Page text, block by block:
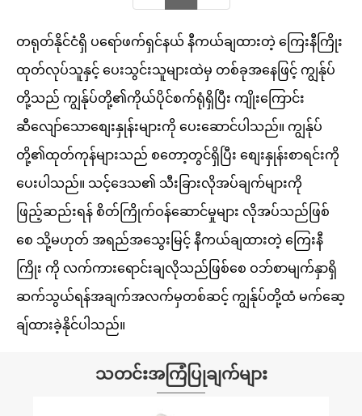
တရုတ်နိုင်ငံရှိ ပရော်ဖက်ရှင်နယ် နီကယ်ချထားတဲ့ ကြေးနီကြိုး
ထုတ်လုပ်သူနှင့် ပေးသွင်းသူများထဲမှ တစ်ခုအနေဖြင့် ကျွန်ုပ်
တို့သည် ကျွန်ုပ်တို့၏ကိုယ်ပိုင်စက်ရုံရှိပြီး ကျိုးကြောင်း
ဆီလျော်သောစျေးနှုန်းများကို ပေးဆောင်ပါသည်။ ကျွန်ုပ်
တို့၏ထုတ်ကုန်များသည် စတော့တွင်ရှိပြီး စျေးနှုန်းစာရင်းကို
ပေးပါသည်။ သင့်ဒေသ၏ သီးခြားလိုအပ်ချက်များကို
ဖြည့်ဆည်းရန် စိတ်ကြိုက်ဝန်ဆောင်မှုများ လိုအပ်သည်ဖြစ်
စေ သို့မဟုတ် အရည်အသွေးမြင့် နီကယ်ချထားတဲ့ ကြေးနီ
ကြိုး ကို လက်ကားရောင်းချလိုသည်ဖြစ်စေ ဝဘ်စာမျက်နှာရှိ
ဆက်သွယ်ရန်အချက်အလက်မှတစ်ဆင့် ကျွန်ုပ်တို့ထံ မက်ဆေ့
ချ်ထားခဲ့နိုင်ပါသည်။
သတင်းအကြံပြုချက်များ